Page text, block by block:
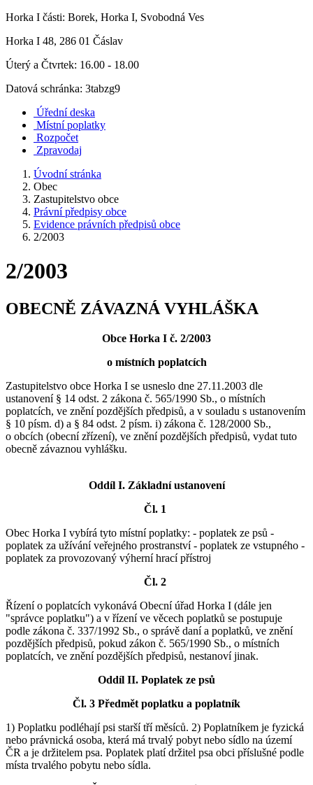
Horka I části: Borek, Horka I, Svobodná Ves
Horka I 48, 286 01 Čáslav
Úterý a Čtvrtek: 16.00 - 18.00
Datová schránka: 3tabzg9
Úřední deska
Místní poplatky
Rozpočet
Zpravodaj
Úvodní stránka
Obec
Zastupitelstvo obce
Právní předpisy obce
Evidence právních předpisů obce
2/2003
2/2003
OBECNĚ ZÁVAZNÁ VYHLÁŠKA
Obce Horka I č. 2/2003
o místních poplatcích
Zastupitelstvo obce Horka I se usneslo dne 27.11.2003 dle
ustanovení § 14 odst. 2 zákona č. 565/1990 Sb., o místních
poplatcích, ve znění pozdějších předpisů, a v souladu s ustanovením
§ 10 písm. d) a § 84 odst. 2 písm. i) zákona č. 128/2000 Sb.,
o obcích (obecní zřízení), ve znění pozdějších předpisů, vydat tuto
obecně závaznou vyhlášku.
Oddíl I. Základní ustanovení
Čl. 1
Obec Horka I vybírá tyto místní poplatky: - poplatek ze psů -
poplatek za užívání veřejného prostranství - poplatek ze vstupného -
poplatek za provozovaný výherní hrací přístroj
Čl. 2
Řízení o poplatcích vykonává Obecní úřad Horka I (dále jen
"správce poplatku") a v řízení ve věcech poplatků se postupuje
podle zákona č. 337/1992 Sb., o správě daní a poplatků, ve znění
pozdějších předpisů, pokud zákon č. 565/1990 Sb., o místních
poplatcích, ve znění pozdějších předpisů, nestanoví jinak.
Oddíl II. Poplatek ze psů
Čl. 3 Předmět poplatku a poplatník
1) Poplatku podléhají psi starší tří měsíců. 2) Poplatníkem je fyzická
nebo právnická osoba, která má trvalý pobyt nebo sídlo na území
ČR a je držitelem psa. Poplatek platí držitel psa obci příslušné podle
místa trvalého pobytu nebo sídla.